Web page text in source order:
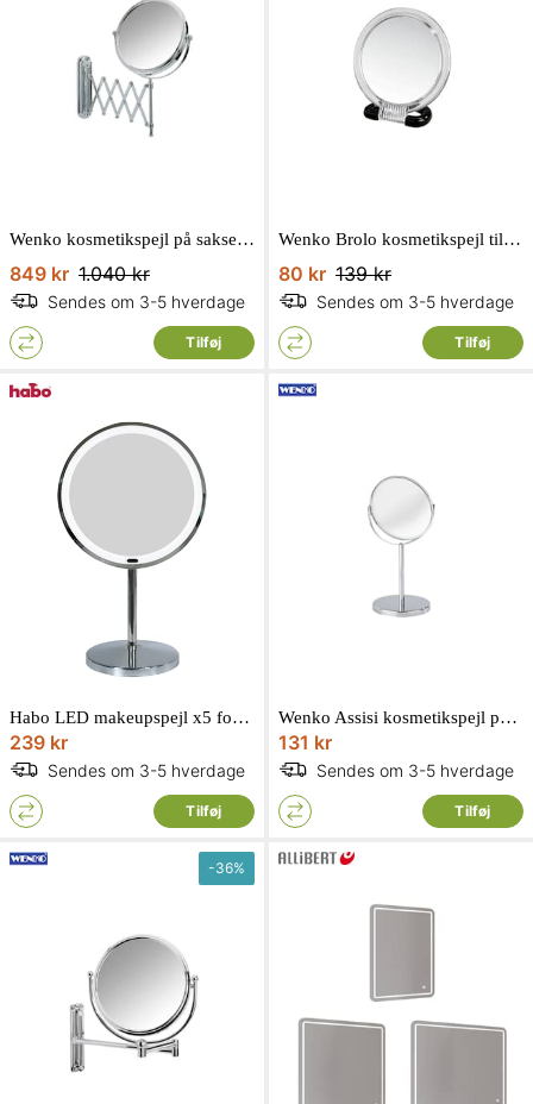
Wenko kosmetikspejl på saksearm x5 forstørrelse Ø19 cm
849 kr 1.040 kr
Sendes om 3-5 hverdage
Tilføj
Wenko Brolo kosmetikspejl til bord eller ophæng x3 forstørrelse Ø12,5 cm
80 kr 139 kr
Sendes om 3-5 hverdage
Tilføj
Habo LED makeupspejl x5 forstørrelse
239 kr
Sendes om 3-5 hverdage
Tilføj
Wenko Assisi kosmetikspejl på fod x3 forstørrelse Ø16 cm
131 kr
Sendes om 3-5 hverdage
Tilføj
-36%